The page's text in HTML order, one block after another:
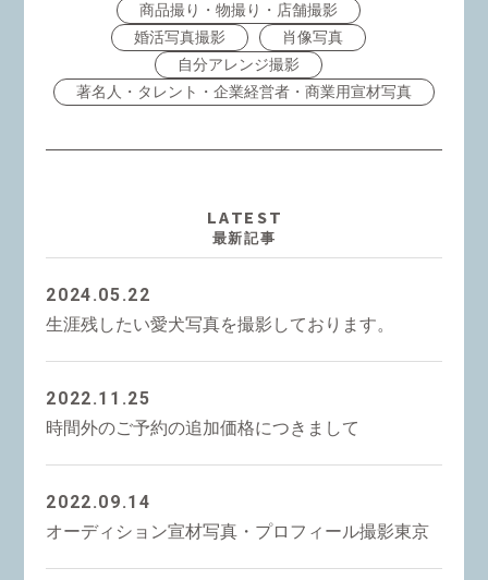
商品撮り・物撮り・店舗撮影
婚活写真撮影
肖像写真
自分アレンジ撮影
著名人・タレント・企業経営者・商業用宣材写真
LATEST
最新記事
2024.05.22
生涯残したい愛犬写真を撮影しております。
2022.11.25
時間外のご予約の追加価格につきまして
2022.09.14
オーディション宣材写真・プロフィール撮影東京